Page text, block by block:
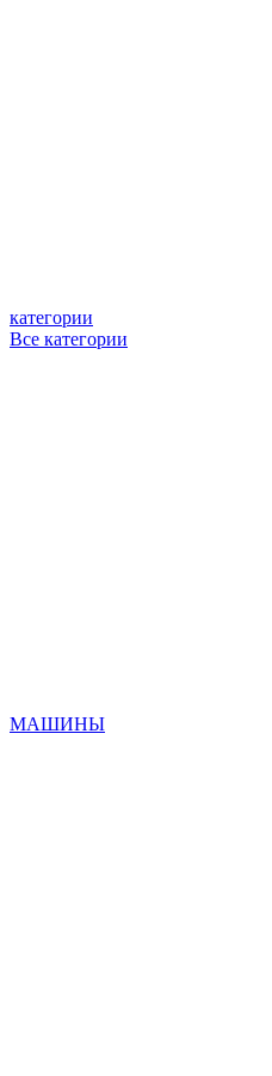
категории
Все категории
МАШИНЫ